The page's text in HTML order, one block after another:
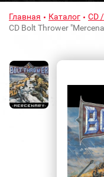
Главная Каталог CD
CD Bolt Thrower